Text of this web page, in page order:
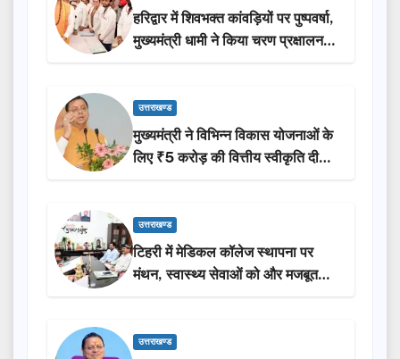
हरिद्वार में शिवभक्त कांवड़ियों पर पुष्पवर्षा,
मुख्यमंत्री धामी ने किया चरण प्रक्षालन…
उत्तराखण्ड
मुख्यमंत्री ने विभिन्न विकास योजनाओं के
लिए ₹5 करोड़ की वित्तीय स्वीकृति दी…
उत्तराखण्ड
टिहरी में मेडिकल कॉलेज स्थापना पर
मंथन, स्वास्थ्य सेवाओं को और मजबूत
करेगी सरकार: मुख्यमंत्री धामी…
उत्तराखण्ड